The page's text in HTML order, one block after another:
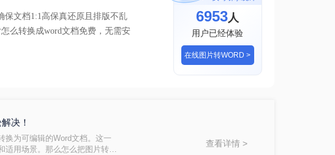
文档1:1高保真还原且排版不乱
么转换成word文档免费，无需安
6953人
用户已经体验
在线图片转WORD >
决！
换为可编辑的Word文档。这一
适用场景。那么怎么把图片转换
查看详情 >